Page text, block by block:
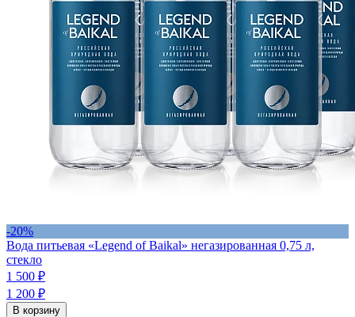
-20%
Вода питьевая «Legend of Baikal» негазированная 0,75 л,
cтекло
1 500 ₽
1 200 ₽
В корзину